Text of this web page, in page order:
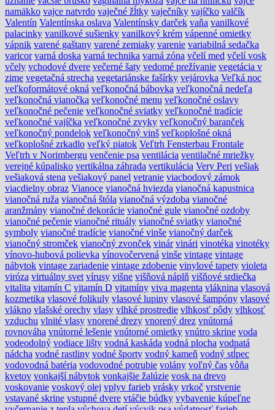
namäkko vajce natvrdo vaječné žĺtky vaječníky vajíčko valčík
Valentín Valentínska oslava Valentínsky darček vaňa vanilkové
palacinky vanilkové sušienky vanilkový krém vápenné omietky
vápnik varené gaštany varené zemiaky varenie variabilná sedačka
varicor varná doska varná technika varná zóna včelí med včelí vosk
včely vchodové dvere večerné šaty vedomé prežívanie vegetácia v
zime vegetačná strecha vegetariánske fašírky vejárovka Veľká noc
veľkoformátové okná veľkonočná bábovka veľkonočná nedeľa
veľkonočná vianočka veľkonočné menu veľkonočné oslavy
veľkonočné pečenie veľkonočné sviatky veľkonočné tradície
veľkonočné vajíčka veľkonočné zvyky veľkonočný baranček
veľkonočný pondelok veľkonočný vinš veľkoplošné okná
veľkoplošné zrkadlo veľký piatok Veľtrh Fensterbau Frontale
Veľtrh v Norimbergu venčenie psa ventilácia ventilačné mriežky
verejné kúpalisko vertikálna záhrada vertikulácia Very Peri vešiak
vešiaková stena vešiakový panel vetranie viacbodový zámok
viacdielny obraz Vianoce vianočná hviezda vianočná kapustnica
vianočná ruža vianočná štóla vianočná výzdoba vianočné
aranžmány vianočné dekorácie vianočné gule vianočné ozdoby
vianočné pečenie vianočné rituály vianočné sviatky vianočné
symboly vianočné tradície vianočné vinše vianočný darček
vianočný stromček vianočný zvonček vinár vinári vinotéka vinotéky
vínovo-hubová polievka vínovočervená vinše vintage vintage
nábytok vintage zariadenie vintage zdobenie vinylové tapety violeta
viróza virtuálny svet vírusy višne višňová náplň višňové srdiečka
vitalita vitamín C vitamín D vitamíny viva magenta vláknina vlasová
kozmetika vlasové folikuly vlasové lupiny vlasové šampóny vlasové
vlákno vlašské orechy vlasy vlhké prostredie vlhkosť pôdy vlhkosť
vzduchu vlnité vlasy vnorené drezy vnorený drez vnútorná
rovnováha vnútorné lešenie vnútorné omietky vnútro skrine voda
vodeodolný vodiace lišty vodná kaskáda vodná plocha vodnatá
nádcha vodné rastliny vodné športy vodný kameň vodný stĺpec
vodovodná batéria vodovodné potrubie volány voľný čas vôňa
kvetov vonkajší nábytok vonkajšie žalúzie vosk na drevo
voskovanie voskový olej vplyv farieb vrásky vrkoč vrstvenie
vstavané skrine vstupné dvere vtáčie búdky vybavenie kúpeľne